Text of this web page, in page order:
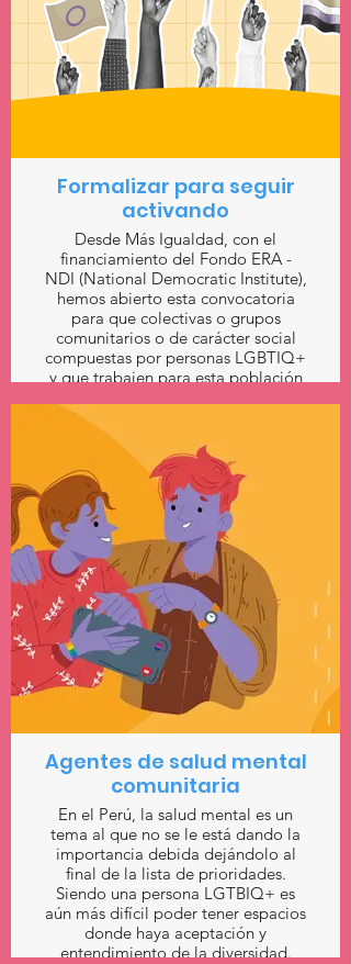
Formalizar para seguir
activando
Desde Más Igualdad, con el
financiamiento del Fondo ERA -
NDI (National Democratic Institute),
hemos abierto esta convocatoria
para que colectivas o grupos
comunitarios o de carácter social
compuestas por personas LGBTIQ+
y que trabajen para esta población
Agentes de salud mental
comunitaria
En el Perú, la salud mental es un
tema al que no se le está dando la
importancia debida dejándolo al
final de la lista de prioridades.
Siendo una persona LGTBIQ+ es
aún más difícil poder tener espacios
donde haya aceptación y
entendimiento de la diversidad.